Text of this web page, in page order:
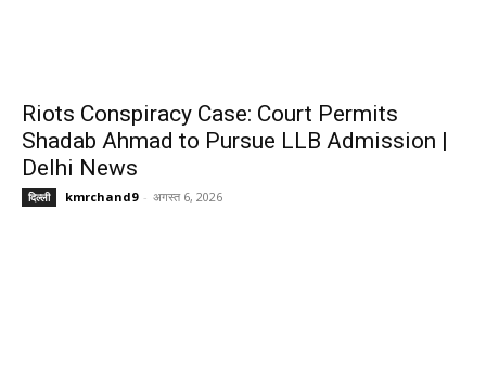
Riots Conspiracy Case: Court Permits
Shadab Ahmad to Pursue LLB Admission |
Delhi News
दिल्ली kmrchand9 - अगस्त 6, 2026